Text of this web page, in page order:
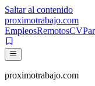
Saltar al contenido
proximotrabajo.com
EmpleosRemotosCV
proximotrabajo.com